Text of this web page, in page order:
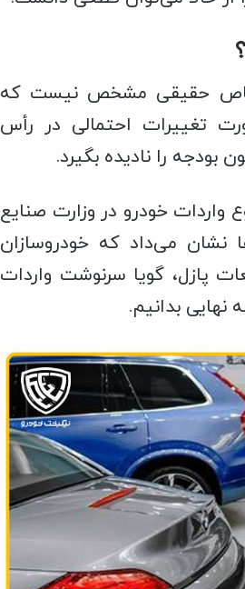
حقیقی مشخص نیست که
تغییرات احتمالی در رأس
بودجه را نادیده بگیرد.
خودرو در وزارت صنایع
نشان می‌داد که خودروسازان
پازل، گویا سرنوشت واردات
نهایی بدانیم.